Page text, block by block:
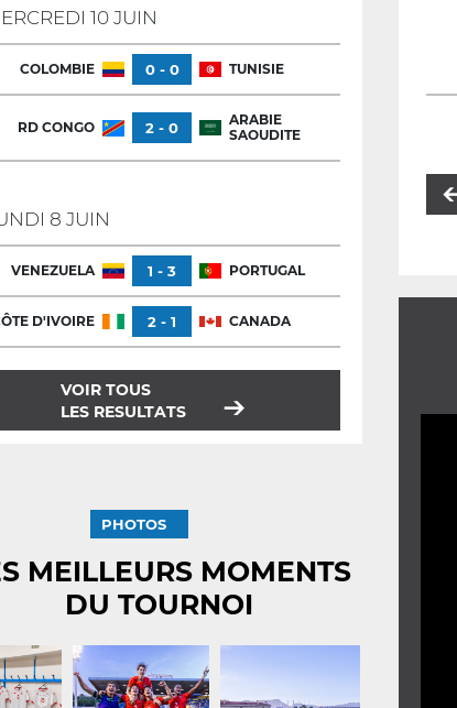
10 JUIN
COLOMBIE 0 - 0 TUNISIE
RD CONGO 2 - 0
ARABIE
SAOUDITE
8 JUIN
VENEZUELA 1 - 3 PORTUGAL
D'IVOIRE 2 - 1 CANADA
VOIR TOUS
LES RESULTATS
PHOTOS
MEILLEURS MOMENTS
DU TOURNOI